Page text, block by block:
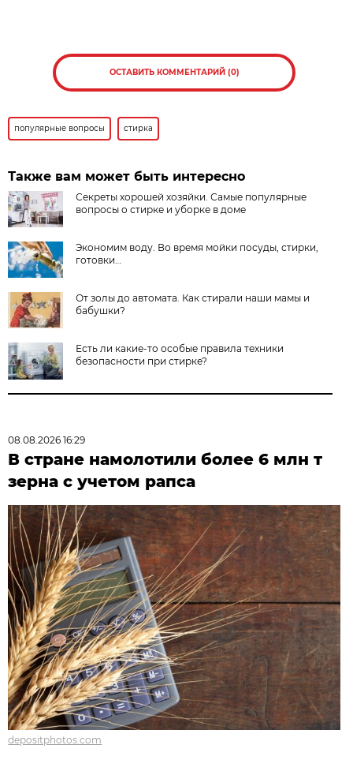
ОСТАВИТЬ КОММЕНТАРИЙ (0)
популярные вопросы стирка
Также вам может быть интересно
Секреты хорошей хозяйки. Самые популярные
вопросы о стирке и уборке в доме
Экономим воду. Во время мойки посуды, стирки,
готовки…
От золы до автомата. Как стирали наши мамы и
бабушки?
Есть ли какие-то особые правила техники
безопасности при стирке?
08.08.2026 16:29
В стране намолотили более 6 млн т
зерна с учетом рапса
depositphotos.com